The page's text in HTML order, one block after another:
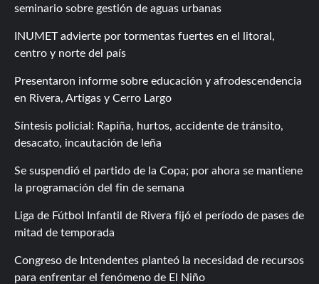
seminario sobre gestión de aguas urbanas
INUMET advierte por tormentas fuertes en el litoral,
centro y norte del país
Presentaron informe sobre educación y afrodescendencia
en Rivera, Artigas y Cerro Largo
Síntesis policial: Rapiña, hurtos, accidente de tránsito,
desacato, incautación de leña
Se suspendió el partido de la Copa; por ahora se mantiene
la programación del fin de semana
Liga de Fútbol Infantil de Rivera fijó el período de pases de
mitad de temporada
Congreso de Intendentes planteó la necesidad de recursos
para enfrentar el fenómeno de El Niño